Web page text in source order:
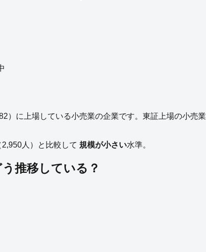
）に上場している小売業の企業です。 東証上場の小売業
2,950人）と比較して 規模が小さい水準。
推移している？